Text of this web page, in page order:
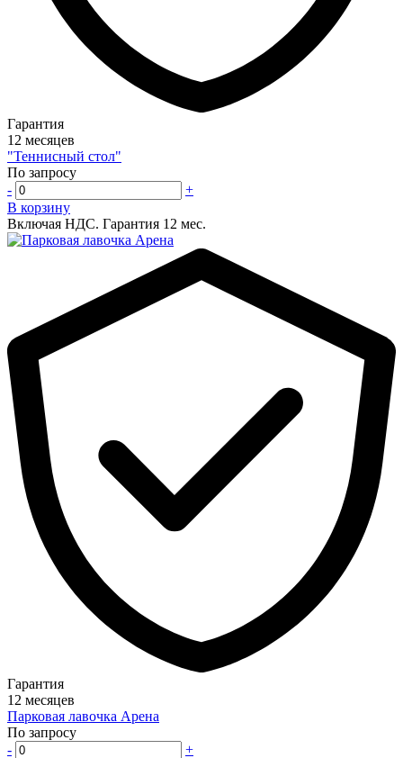
Гарантия
12 месяцев
"Теннисный стол"
По запросу
-
+
В корзину
Включая НДС. Гарантия 12 мес.
Гарантия
12 месяцев
Парковая лавочка Арена
По запросу
-
+